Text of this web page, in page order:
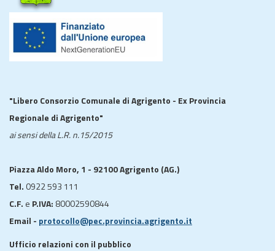
"Libero Consorzio Comunale di Agrigento - Ex Provincia
Regionale di Agrigento"
ai sensi della L.R. n.15/2015
Piazza Aldo Moro, 1 - 92100 Agrigento (AG.)
Tel. 0922 593 111
C.F. e P.IVA: 80002590844
Email - protocollo@pec.provincia.agrigento.it
Ufficio relazioni con il pubblico